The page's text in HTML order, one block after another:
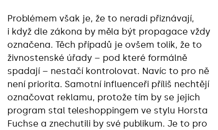
Problémem však je, že to neradi přiznávají,
i když dle zákona by měla být propagace vždy
označena. Těch případů je ovšem tolik, že to
živnostenské úřady – pod které formálně
spadají – nestačí kontrolovat. Navíc to pro ně
není priorita. Samotní influenceři příliš nechtějí
označovat reklamu, protože tím by se jejich
program stal teleshoppingem ve stylu Horsta
Fuchse a znechutili by své publikum. Je to pro